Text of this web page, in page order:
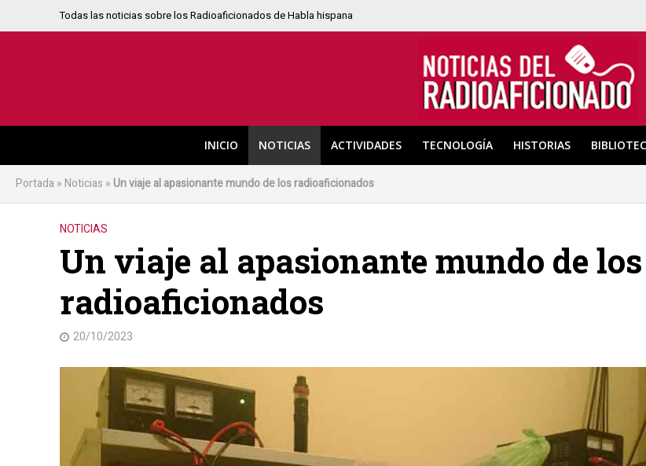
Todas las noticias sobre los Radioaficionados de Habla hispana
INICIO NOTICIAS ACTIVIDADES TECNOLOGÍA HISTORIAS
Portada » Noticias » Un viaje al apasionante mundo de los radioaficionados
NOTICIAS
Un viaje al apasionante mundo de los
radioaficionados
20/10/2023